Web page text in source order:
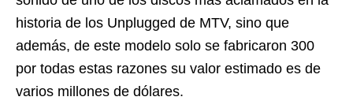
historia de los Unplugged de MTV, sino que
además, de este modelo solo se fabricaron 300
por todas estas razones su valor estimado es de
varios millones de dólares.